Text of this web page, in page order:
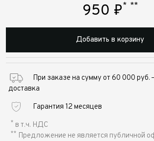
950 ₽* **
Добавить в корзину
При заказе на сумму от 60 000 руб.
доставка
Гарантия 12 месяцев
* в т.ч. НДС
** Предложение не является публичной